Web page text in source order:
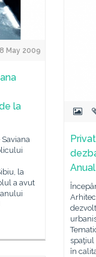
May 2009
la
la
a avut
spaţiul
în